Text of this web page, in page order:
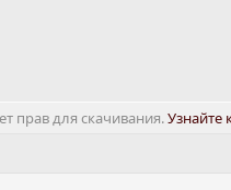
прав для скачивания.Узнайте